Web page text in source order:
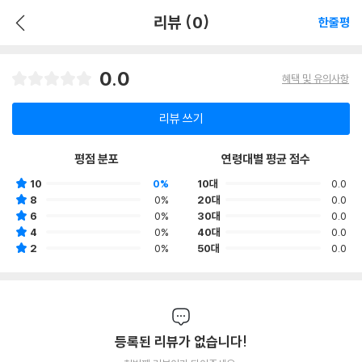
리뷰 (0) 한줄평
0.0 혜택 및 유의사항
리뷰 쓰기
평점 분포
10
0%
8
0%
6
0%
4
0%
2
0%
연령대별 평균 점수
10대
0.0
20대
0.0
30대
0.0
40대
0.0
50대
0.0
등록된 리뷰가 없습니다!